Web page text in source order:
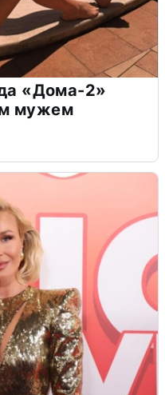
«Дома-2»
мужем